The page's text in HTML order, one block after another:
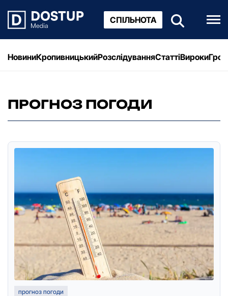
СПІЛЬНОТА
НовиниКропивницькийРозслідуванняСтаттіВироки
ПРОГНОЗ ПОГОДИ
прогноз погоди